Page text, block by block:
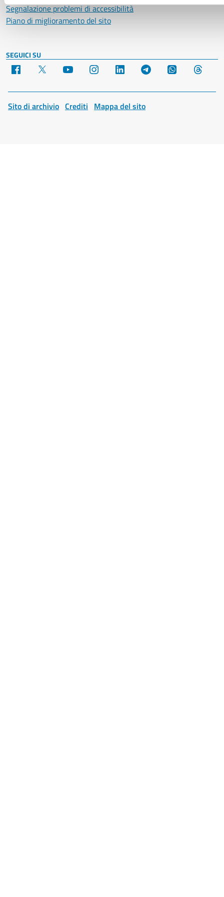
Segnalazione problemi di accessibilità
Piano di miglioramento del sito
SEGUICI SU
Facebook YouTube Instagram LinkedIn Telegram WhatsApp
Sito di archivio Crediti Mappa del sito